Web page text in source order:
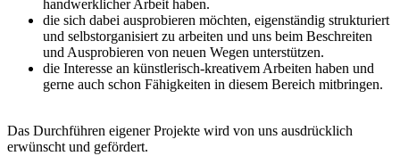
handwerklicher Arbeit haben.
die sich dabei ausprobieren möchten, eigenständig strukturiert
und selbstorganisiert zu arbeiten und uns beim Beschreiten
und Ausprobieren von neuen Wegen unterstützen.
die Interesse an künstlerisch-kreativem Arbeiten haben und
gerne auch schon Fähigkeiten in diesem Bereich mitbringen.
Das Durchführen eigener Projekte wird von uns ausdrücklich
erwünscht und gefördert.